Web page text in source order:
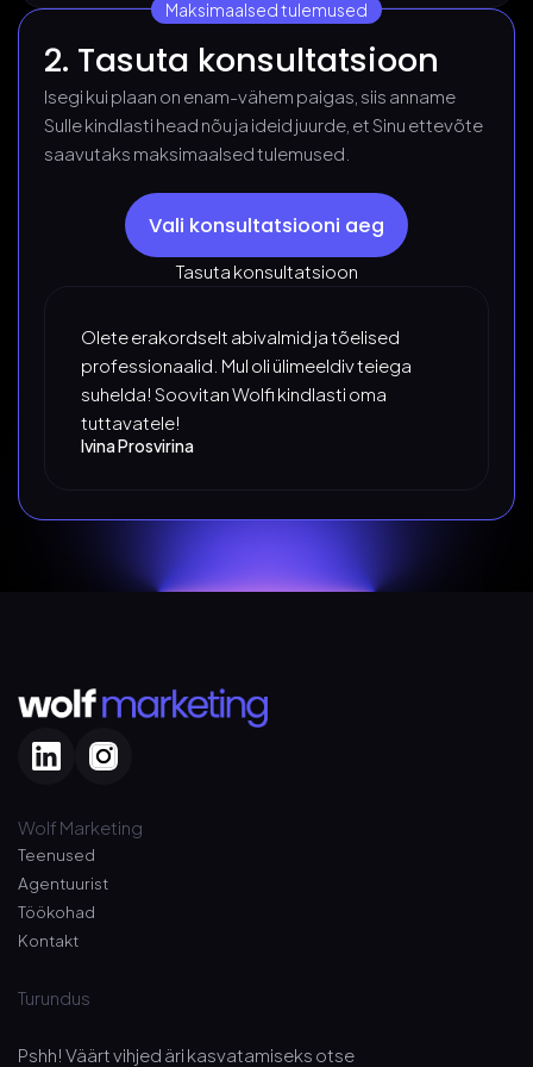
Maksimaalsed tulemused
2. Tasuta konsultatsioon
Isegi kui plaan on enam-vähem paigas, siis anname
Sulle kindlasti head nõu ja ideid juurde, et Sinu ettevõte
saavutaks maksimaalsed tulemused.
Vali konsultatsiooni aeg
Tasuta konsultatsioon
Olete erakordselt abivalmid ja tõelised
professionaalid. Mul oli ülimeeldiv teiega
suhelda! Soovitan Wolfi kindlasti oma
tuttavatele!
Ivina Prosvirina
Wolf Marketing
Teenused
Agentuurist
Töökohad
Kontakt
Turundus
Pshh! Väärt vihjed äri kasvatamiseks otse